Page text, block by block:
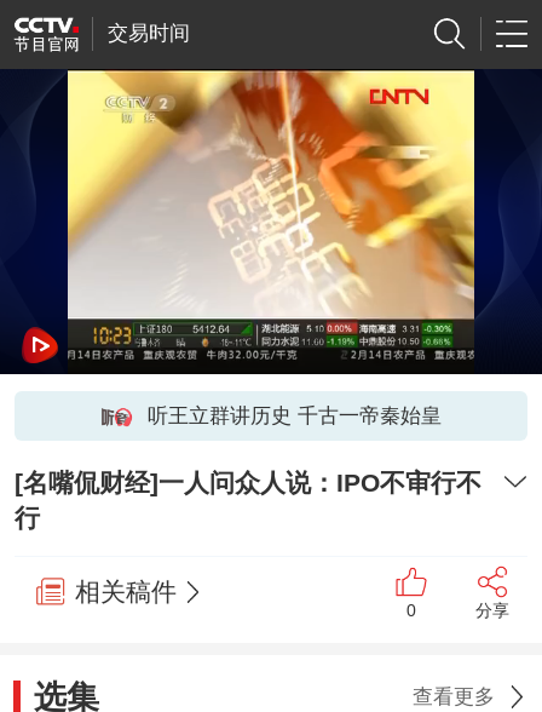
交易时间
听王立群讲历史 千古一帝秦始皇
[名嘴侃财经]一人问众人说：IPO不审行不
行
相关稿件
0 分享
选集 查看更多